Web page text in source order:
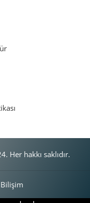
Her hakkı saklıdır.
Bilişim